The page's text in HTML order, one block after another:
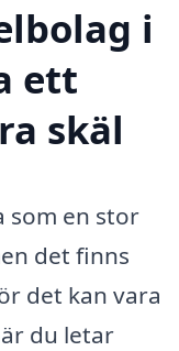
i
ett
skäl
som en stor
det finns
det kan vara
du letar